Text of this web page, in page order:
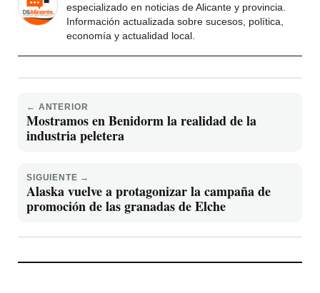
especializado en noticias de Alicante y provincia.
Información actualizada sobre sucesos, política,
economía y actualidad local.
← ANTERIOR
Mostramos en Benidorm la realidad de la
industria peletera
SIGUIENTE →
Alaska vuelve a protagonizar la campaña de
promoción de las granadas de Elche